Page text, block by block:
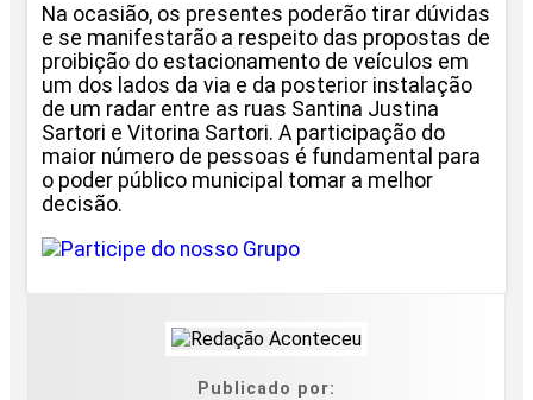
Na ocasião, os presentes poderão tirar dúvidas
e se manifestarão a respeito das propostas de
proibição do estacionamento de veículos em
um dos lados da via e da posterior instalação
de um radar entre as ruas Santina Justina
Sartori e Vitorina Sartori. A participação do
maior número de pessoas é fundamental para
o poder público municipal tomar a melhor
decisão.
Publicado por: